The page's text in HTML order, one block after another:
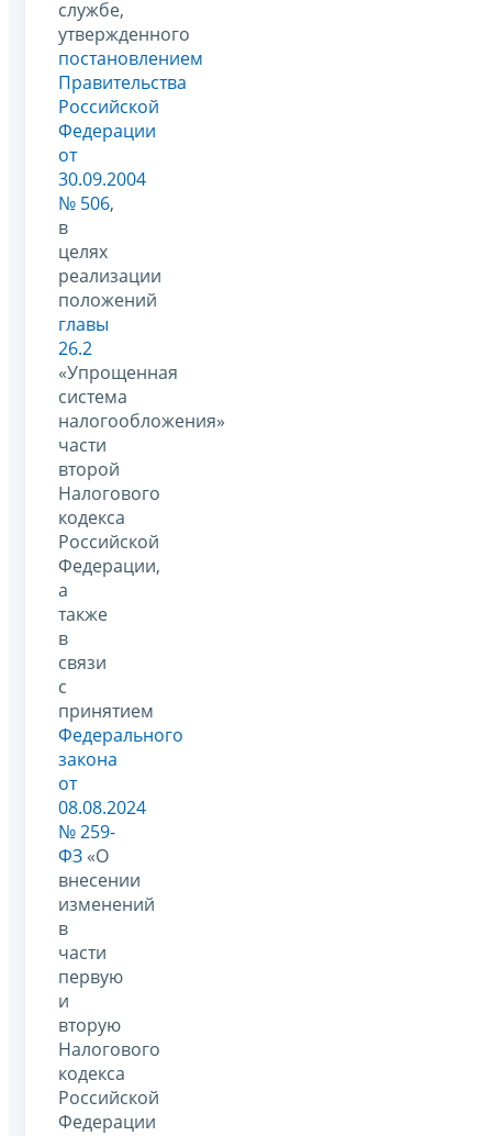
службе,
утвержденного
постановлением
Правительства
Российской
Федерации
от
30.09.2004
№ 506,
в
целях
реализации
положений
главы
26.2
«Упрощенная
система
налогообложения»
части
второй
Налогового
кодекса
Российской
Федерации,
а
также
в
связи
с
принятием
Федерального
закона
от
08.08.2024
№ 259-
ФЗ «О
внесении
изменений
в
части
первую
и
вторую
Налогового
кодекса
Российской
Федерации